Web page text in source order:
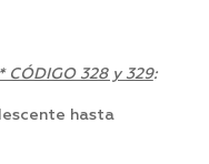
CÓDIGO 328 y 329:
hasta